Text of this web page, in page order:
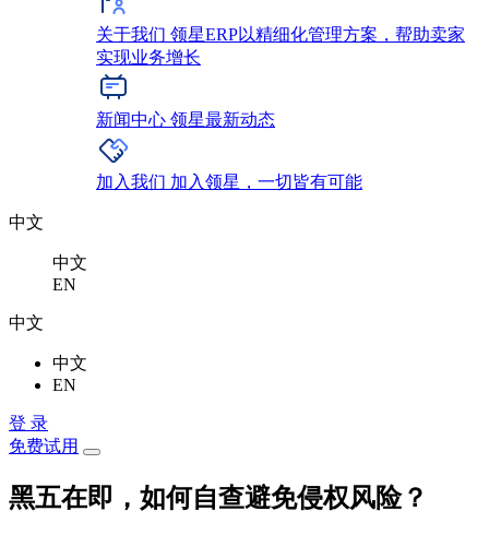
关于我们 领星ERP以精细化管理方案，帮助卖家
实现业务增长
新闻中心 领星最新动态
加入我们 加入领星，一切皆有可能
中文
中文
EN
中文
中文
EN
登 录
免费试用
黑五在即，如何自查避免侵权风险？